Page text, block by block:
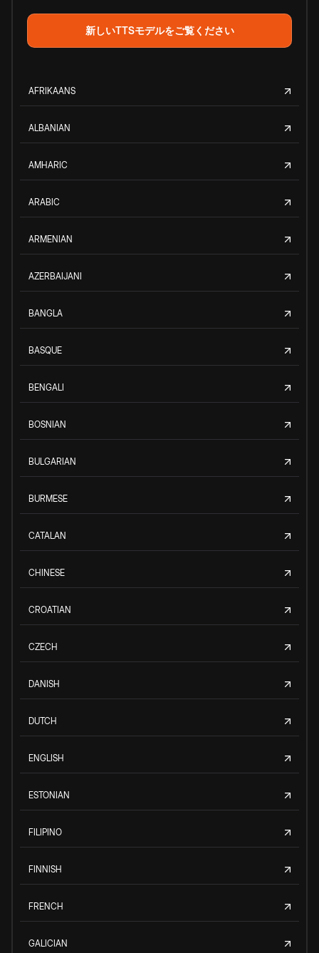
新しいTTSモデルをご覧ください
AFRIKAANS
ALBANIAN
AMHARIC
ARABIC
ARMENIAN
AZERBAIJANI
BANGLA
BASQUE
BENGALI
BOSNIAN
BULGARIAN
BURMESE
CATALAN
CHINESE
CROATIAN
CZECH
DANISH
DUTCH
ENGLISH
ESTONIAN
FILIPINO
FINNISH
FRENCH
GALICIAN